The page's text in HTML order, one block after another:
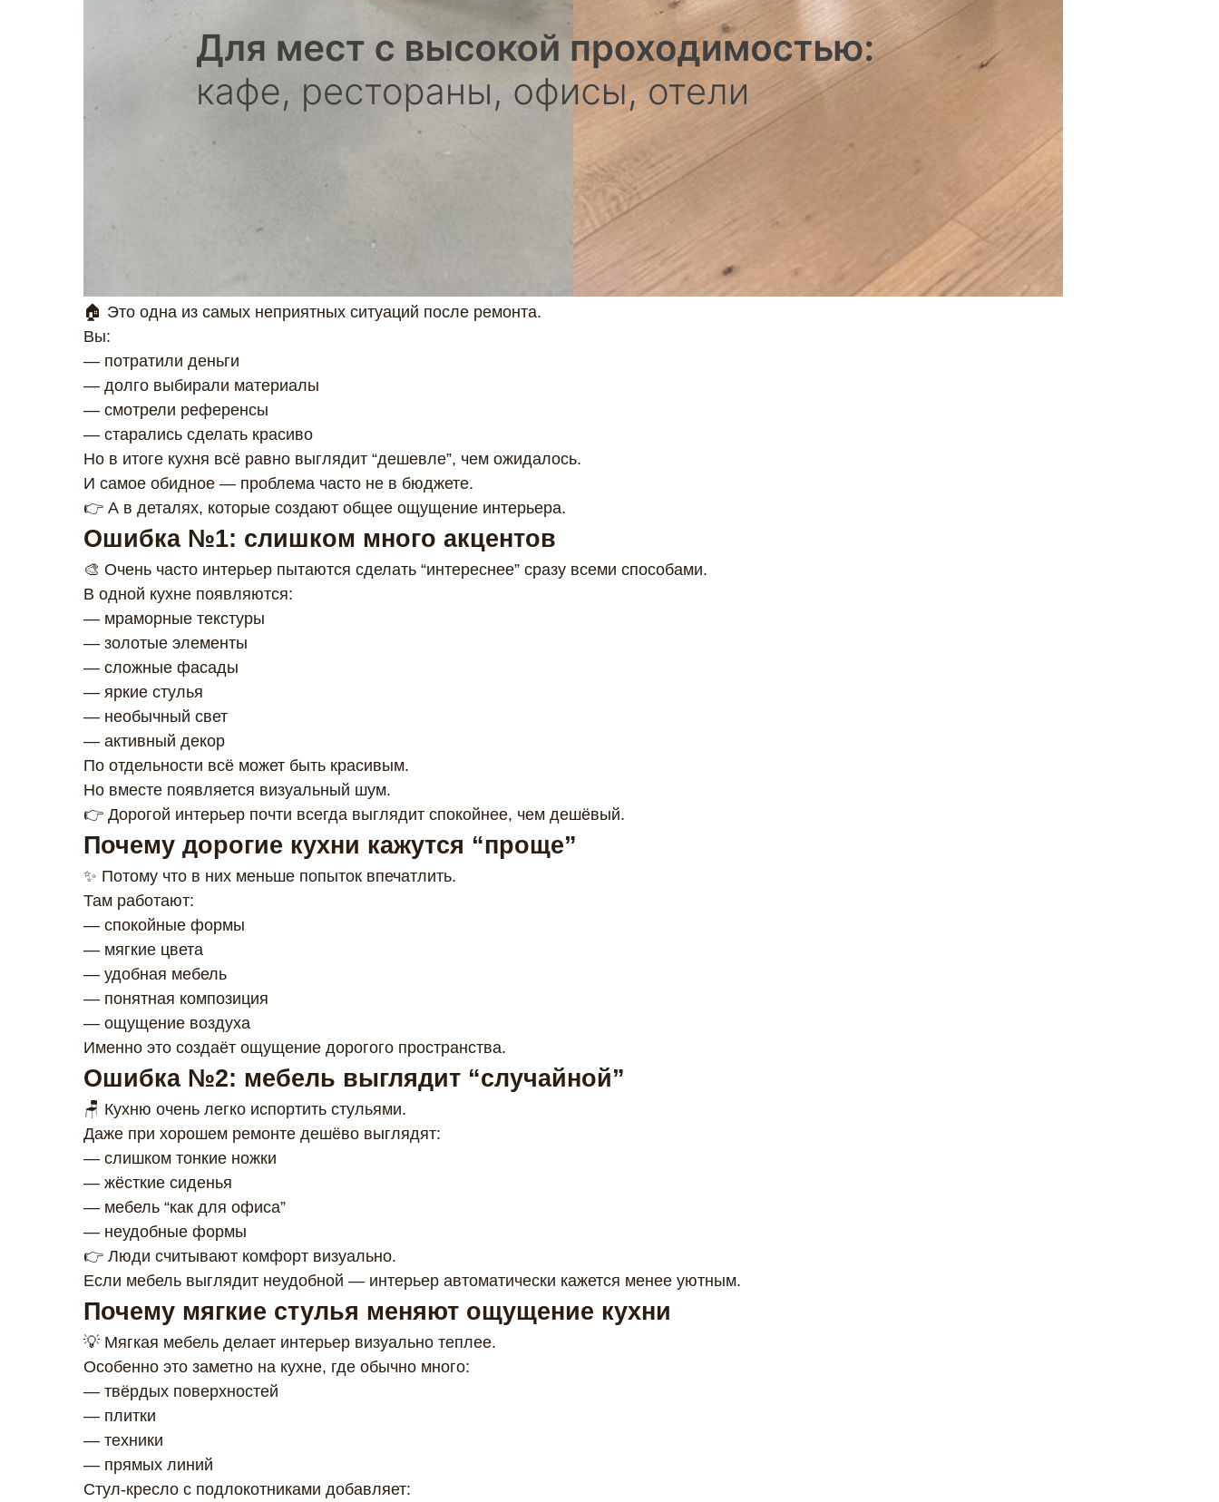
🏠 Это одна из самых неприятных ситуаций после ремонта.
Вы:
— потратили деньги
— долго выбирали материалы
— смотрели референсы
— старались сделать красиво
Но в итоге кухня всё равно выглядит “дешевле”, чем ожидалось.
И самое обидное — проблема часто не в бюджете.
👉 А в деталях, которые создают общее ощущение интерьера.
Ошибка №1: слишком много акцентов
🎨 Очень часто интерьер пытаются сделать “интереснее” сразу всеми способами.
В одной кухне появляются:
— мраморные текстуры
— золотые элементы
— сложные фасады
— яркие стулья
— необычный свет
— активный декор
По отдельности всё может быть красивым.
Но вместе появляется визуальный шум.
👉 Дорогой интерьер почти всегда выглядит спокойнее, чем дешёвый.
Почему дорогие кухни кажутся “проще”
✨ Потому что в них меньше попыток впечатлить.
Там работают:
— спокойные формы
— мягкие цвета
— удобная мебель
— понятная композиция
— ощущение воздуха
Именно это создаёт ощущение дорогого пространства.
Ошибка №2: мебель выглядит “случайной”
🪑 Кухню очень легко испортить стульями.
Даже при хорошем ремонте дешёво выглядят:
— слишком тонкие ножки
— жёсткие сиденья
— мебель “как для офиса”
— неудобные формы
👉 Люди считывают комфорт визуально.
Если мебель выглядит неудобной — интерьер автоматически кажется менее уютным.
Почему мягкие стулья меняют ощущение кухни
💡 Мягкая мебель делает интерьер визуально теплее.
Особенно это заметно на кухне, где обычно много:
— твёрдых поверхностей
— плитки
— техники
— прямых линий
Стул-кресло с подлокотниками добавляет: